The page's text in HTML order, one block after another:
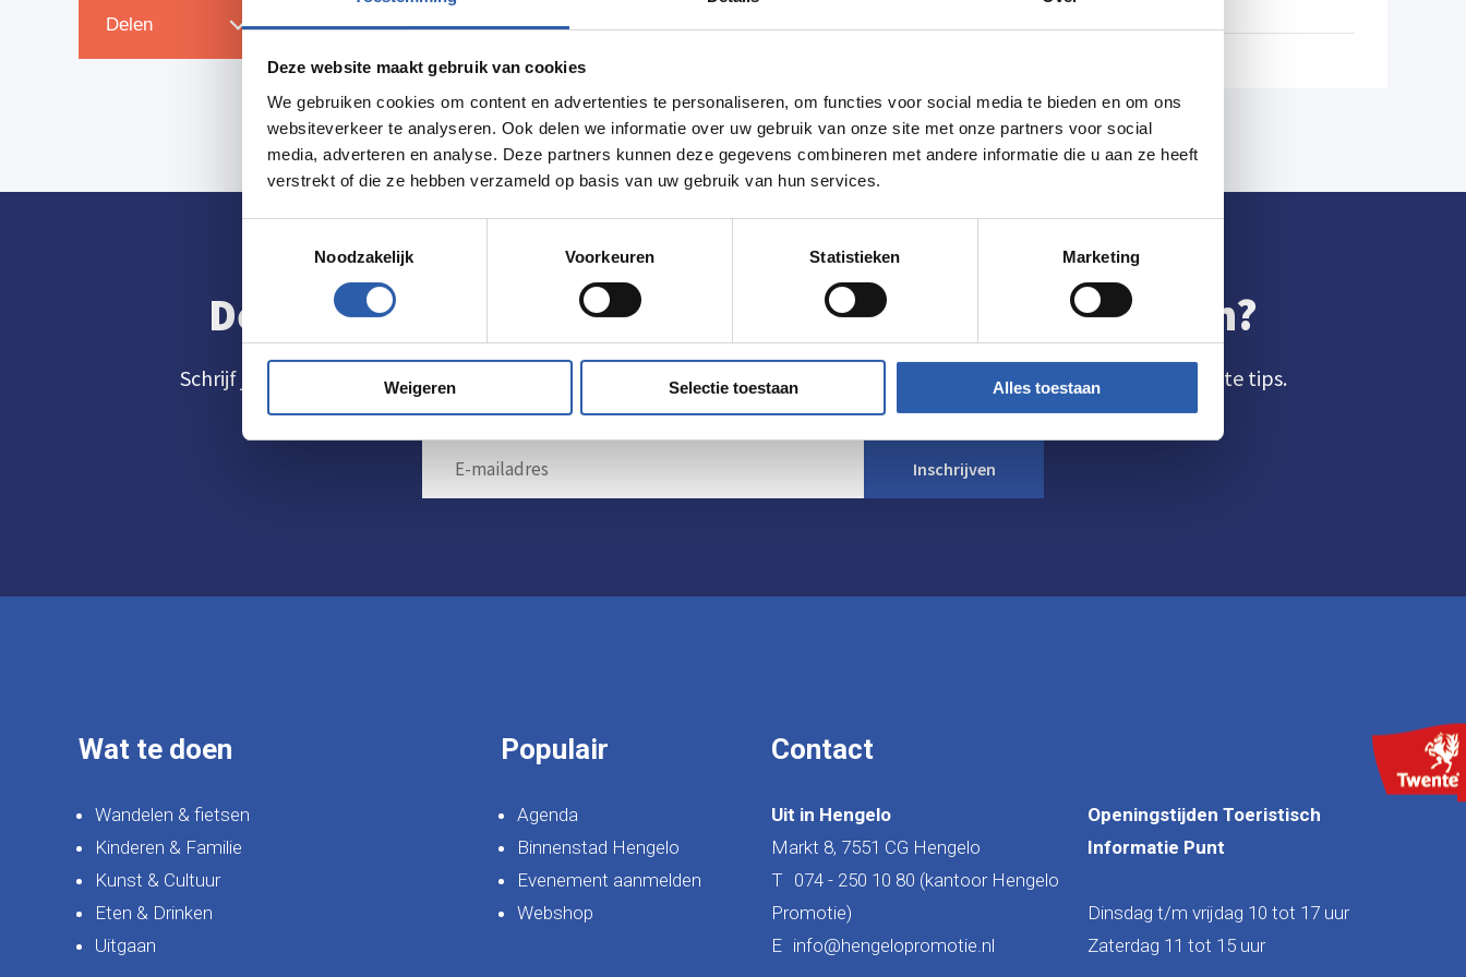
Deze website maakt gebruik van cookies
We gebruiken cookies om content en advertenties te personaliseren, om functies voor social media te bieden en om ons
websiteverkeer te analyseren. Ook delen we informatie over uw gebruik van onze site met onze partners voor social
media, adverteren en analyse. Deze partners kunnen deze gegevens combineren met andere informatie die u aan ze heeft
verstrekt of die ze hebben verzameld op basis van uw gebruik van hun services.
Noodzakelijk
Voorkeuren Statistieken Marketing
Weigeren Selectie toestaan Alles toestaan
Delen Zet in agenda Routebeschrijving
De allerleukste tips voor uitjes in Hengelo ontvangen?
Schrijf je dan nu in voor de nieuwsbrief! Zo ben jij altijd als eerste op de hoogte van de laatste nieuwtjes en de leukste tips.
Inschrijven
Wat te doen
Wandelen & fietsen
Kinderen & Familie
Kunst & Cultuur
Eten & Drinken
Uitgaan
Populair
Agenda
Binnenstad Hengelo
Evenement aanmelden
Webshop
Contact
Uit in Hengelo
Markt 8, 7551 CG Hengelo
T 074 - 250 10 80 (kantoor Hengelo
Promotie)
E info@hengelopromotie.nl
Openingstijden Toeristisch
Informatie Punt
Dinsdag t/m vrijdag 10 tot 17 uur
Zaterdag 11 tot 15 uur